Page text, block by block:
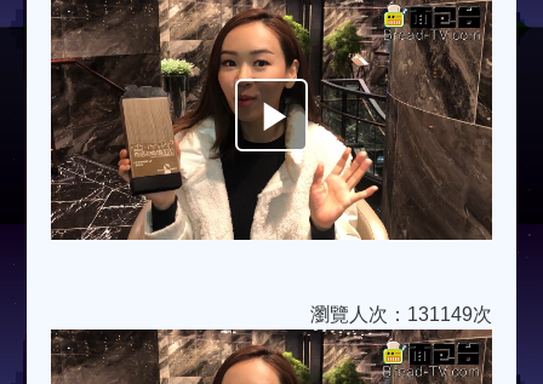
Play
Video
瀏覽人次：131149次